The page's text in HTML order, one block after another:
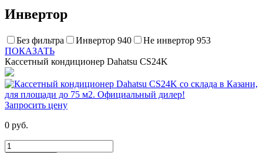
Инвертор
Без фильтра Инвертор 940 Не инвертор 953
ПОКАЗАТЬ
Кассетный кондиционер Dahatsu CS24K
Запросить цену
0 руб.